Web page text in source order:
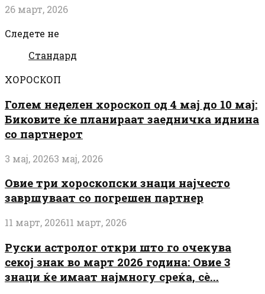
26 март, 2026
Следете не
Стандард
ХОРОСКОП
Голем неделен хороскоп од 4 мај до 10 мај:
Биковите ќе планираат заедничка иднина
со партнерот
3 мај, 20263 мај, 2026
Овие три хороскопски знаци најчесто
завршуваат со погрешен партнер
11 март, 202611 март, 2026
Руски астролог откри што го очекува
секој знак во март 2026 година: Овие 3
знаци ќе имаат најмногу среќа, сè...